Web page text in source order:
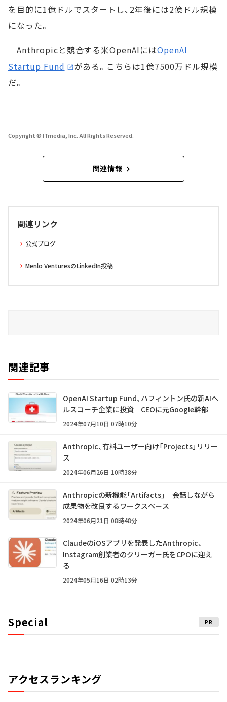
を目的に1億ドルでスタートし、2年後には2億ドル規模
になった。
Anthropicと競合する米OpenAIにはOpenAI
Startup Fund
がある。こちらは1億7500万ドル規模
だ。
Copyright © ITmedia, Inc. All Rights Reserved.
関連情報
関連リンク
公式ブログ
Menlo VenturesのLinkedIn投稿
関連記事
OpenAI Startup Fund、ハフィントン氏の新AIヘ
ルスコーチ企業に投資 CEOに元Google幹部
2024年07月10日 07時10分
Anthropic、有料ユーザー向け「Projects」リリー
ス
2024年06月26日 10時38分
Anthropicの新機能「Artifacts」 会話しながら
成果物を改良するワークスペース
2024年06月21日 08時48分
ClaudeのiOSアプリを発表したAnthropic、
Instagram創業者のクリーガー氏をCPOに迎え
る
2024年05月16日 02時13分
Special PR
アクセスランキング